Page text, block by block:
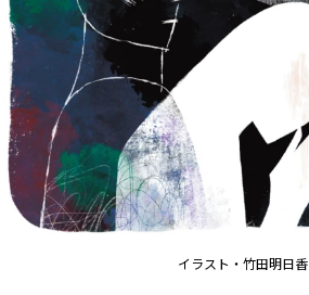
イラスト・竹田明日香